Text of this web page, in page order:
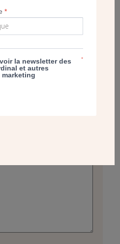
:
Un don
*
la newsletter des
et autres
*